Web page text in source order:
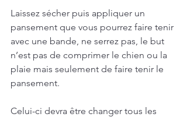
Laissez sécher puis appliquer un
pansement que vous pourrez faire tenir
avec une bande, ne serrez pas, le but
n’est pas de comprimer le chien ou la
plaie mais seulement de faire tenir le
pansement.
Celui-ci devra être changer tous les